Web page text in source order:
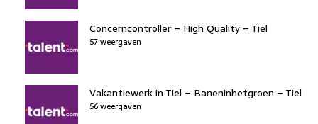
Concerncontroller – High Quality – Tiel
57 weergaven
Vakantiewerk in Tiel – Baneninhetgroen – Tiel
56 weergaven